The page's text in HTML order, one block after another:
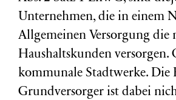
Unternehmen, die in einem
Allgemeinen Versorgung die
Haushaltskunden versorgen.
kommunale Stadtwerke. Die
Grundversorger ist dabei